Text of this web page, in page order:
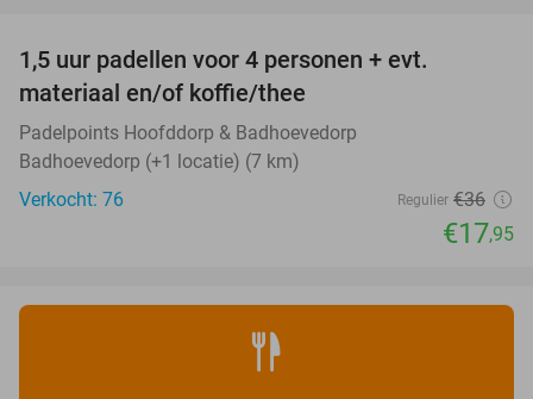
1,5 uur padellen voor 4 personen + evt.
materiaal en/of koffie/thee
Padelpoints Hoofddorp & Badhoevedorp
Badhoevedorp (+1 locatie) (7 km)
Verkocht: 76
Regulier €36
€17,95